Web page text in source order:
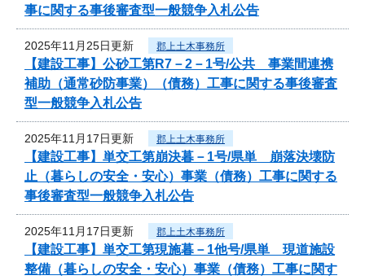
事に関する事後審査型一般競争入札公告
2025年11月25日更新 郡上土木事務所
【建設工事】公砂工第R7－2－1号/公共 事業間連携
補助（通常砂防事業）（債務）工事に関する事後審査
型一般競争入札公告
2025年11月17日更新 郡上土木事務所
【建設工事】単交工第崩決暮－1号/県単 崩落決壊防
止（暮らしの安全・安心）事業（債務）工事に関する
事後審査型一般競争入札公告
2025年11月17日更新 郡上土木事務所
【建設工事】単交工第現施暮－1他号/県単 現道施設
整備（暮らしの安全・安心）事業（債務）工事に関す